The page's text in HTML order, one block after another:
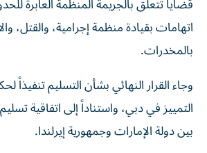
اتهامات بقيادة منظمة إجرامية، والقتل،
بالمخدرات.
وجاء القرار النهائي بشأن التسليم
التمييز في دبي، واستناداً إلى اتفاقية
بين دولة الإمارات وجمهورية إيرلندا.